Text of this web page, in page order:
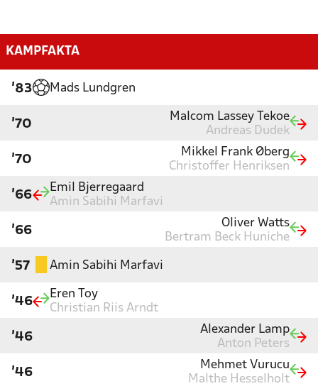
KAMPFAKTA
'83 Mads Lundgren
'70
Malcom Lassey Tekoe
Andreas Dudek
'70
Mikkel Frank Øberg
Christoffer Henriksen
'66
Emil Bjerregaard
Amin Sabihi Marfavi
'66
Oliver Watts
Bertram Beck Huniche
'57 Amin Sabihi Marfavi
'46
Eren Toy
Christian Riis Arndt
'46
Alexander Lamp
Anton Peters
'46
Mehmet Vurucu
Malthe Hesselholt